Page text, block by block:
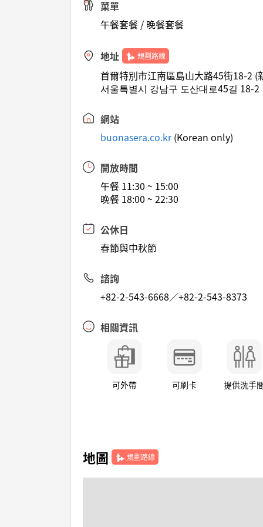
菜單
午餐套餐 / 晚餐套餐
地址 規劃路線
首爾特別市江南區島山大路45街18-2 (
서울특별시 강남구 도산대로45길 18-2
網站
buonasera.co.kr(Korean only)
開放時間
午餐 11:30 ~ 15:00
晚餐 18:00 ~ 22:30
公休日
春節與中秋節
諮詢
+82-2-543-6668／+82-2-543-8373
相關資訊
可外帶 可刷卡 提供洗手
地圖 規劃路線